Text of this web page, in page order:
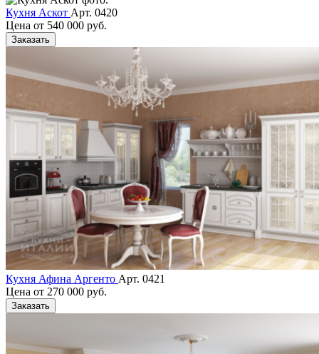
Кухня Аскот Арт. 0420
Цена от 540 000 руб.
Заказать
Кухня Афина Аргенто Арт. 0421
Цена от 270 000 руб.
Заказать